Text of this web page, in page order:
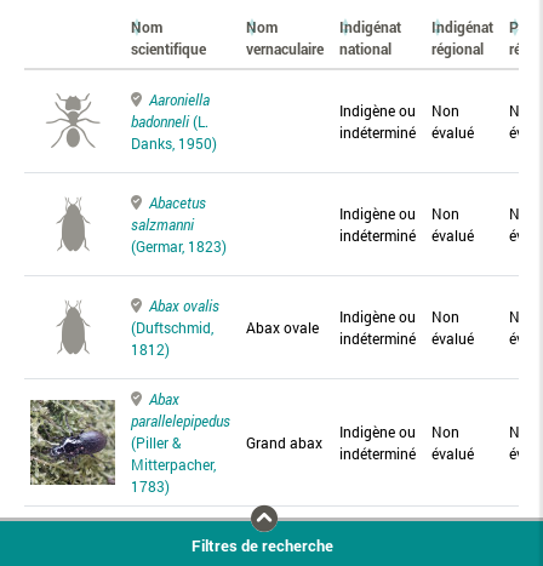
Nom
scientifique
Nom
vernaculaire
Indigénat
national
Indigénat
régional
Aaroniella
badonneli(L.
Danks, 1950)
Indigène ou
indéterminé
Non
évalué
Non
Abacetus
salzmanni
(Germar, 1823)
Indigène ou
indéterminé
Non
évalué
Non
Abax ovalis
(Duftschmid,
1812)
Abax ovale
Indigène ou
indéterminé
Non
évalué
Non
Abax
parallelepipedus
(Piller &
Mitterpacher,
1783)
Grand abax
Indigène ou
indéterminé
Non
évalué
Non
Abax
Abax
Filtres de recherche